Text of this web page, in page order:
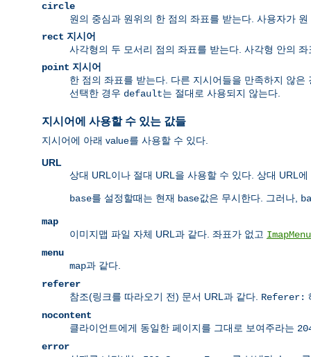
circle
원의 중심과 원위의 한 점의 좌표를 받는다. 사용자가
rect 지시어
사각형의 두 모서리 점의 좌표를 받는다. 사각형 안의
point 지시어
한 점의 좌표를 받는다. 다른 지시어들을 만족하지 않
선택한 경우 default는 절대로 사용되지 않는다.
지시어에 사용할 수 있는 값들
지시어에 아래 value를 사용할 수 있다.
URL
상대 URL이나 절대 URL을 사용할 수 있다. 상대 URL
base를 설정할때는 현재 base값은 무시한다. 그러나,
map
이미지맵 파일 자체 URL과 같다. 좌표가 없고 ImapMenu
menu
map과 같다.
referer
참조(링크를 따라오기 전) 문서 URL과 같다. Referer:
nocontent
클라이언트에게 동일한 페이지를 그대로 보여주라는
error